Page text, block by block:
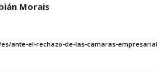
Morais
ante-el-rechazo-de-las-camaras-